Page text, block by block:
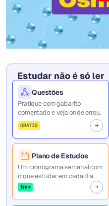
Estudar não é só ler
Questões
Pratique com gabarito
comentado e veja onde errou.
GRÁTIS
Plano de Estudos
Um cronograma semanal com
o que estudar em cada dia.
tm+